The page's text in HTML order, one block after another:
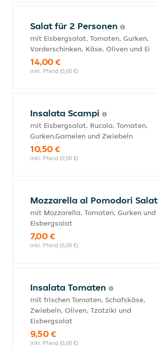
Salat für 2 Personen
mit Eisbergsalat, Tomaten, Gurken,
Vorderschinken, Käse, Oliven und Ei
14,00 €
inkl. Pfand (0,00 €)
Insalata Scampi
mit Eisbergsalat, Rucola, Tomaten,
Gurken,Garnelen und Zwiebeln
10,50 €
inkl. Pfand (0,00 €)
Mozzarella al Pomodori Salat
mit Mozzarella, Tomaten, Gurken und
Eisbergsalat
7,00 €
inkl. Pfand (0,00 €)
Insalata Tomaten
mit frischen Tomaten, Schafskäse,
Zwiebeln, Oliven, Tzatziki und
Eisbergsalat
9,50 €
inkl. Pfand (0,00 €)